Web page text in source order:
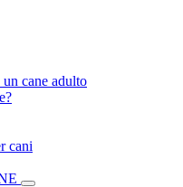
cane adulto
cani